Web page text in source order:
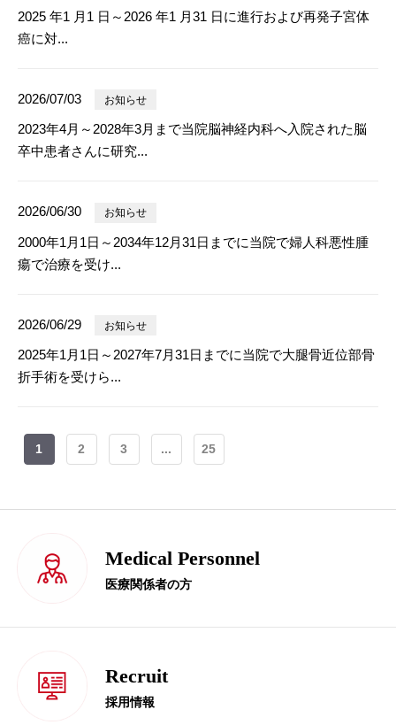
2025 年1 月1 日～2026 年1 月31 日に進行および再発子宮体
癌に対...
2026/07/03 お知らせ
2023年4月～2028年3月まで当院脳神経内科へ入院された脳
卒中患者さんに研究...
2026/06/30 お知らせ
2000年1月1日～2034年12月31日までに当院で婦人科悪性腫
瘍で治療を受け...
2026/06/29 お知らせ
2025年1月1日～2027年7月31日までに当院で大腿骨近位部骨
折手術を受けら...
1 2 3 ... 25
Medical Personnel
医療関係者の方
Recruit
採用情報